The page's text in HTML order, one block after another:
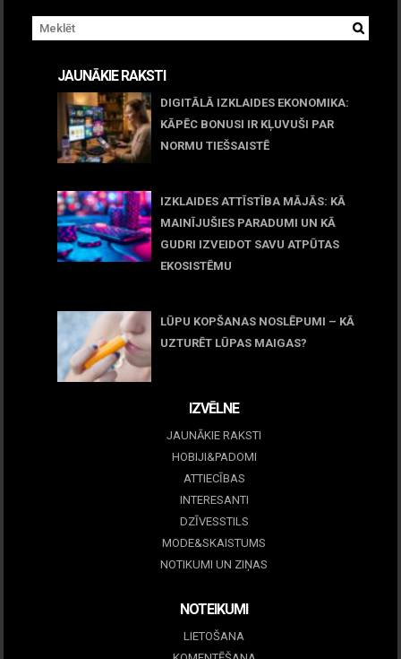
JAUNĀKIE RAKSTI
DIGITĀLĀ IZKLAIDES EKONOMIKA:
KĀPĒC BONUSI IR KĻUVUŠI PAR
NORMU TIEŠSAISTĒ
IZKLAIDES ATTĪSTĪBA MĀJĀS: KĀ
MAINĪJUŠIES PARADUMI UN KĀ
GUDRI IZVEIDOT SAVU ATPŪTAS
EKOSISTĒMU
LŪPU KOPŠANAS NOSLĒPUMI – KĀ
UZTURĒT LŪPAS MAIGAS?
IZVĒLNE
JAUNĀKIE RAKSTI
HOBIJI&PADOMI
ATTIECĪBAS
INTERESANTI
DZĪVESSTILS
MODE&SKAISTUMS
NOTIKUMI UN ZIŅAS
NOTEIKUMI
LIETOŠANA